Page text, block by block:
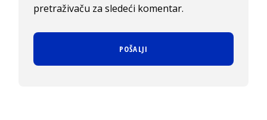
pretraživaču za sledeći komentar.